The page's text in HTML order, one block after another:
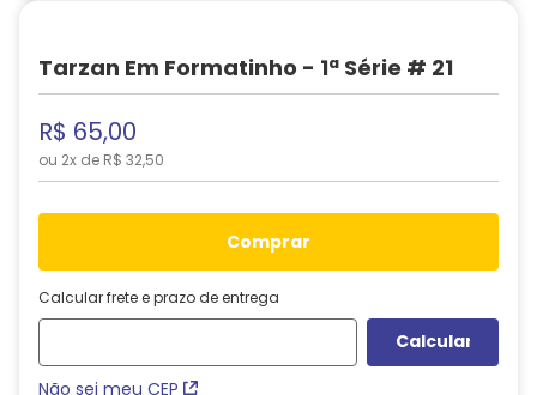
Tarzan Em Formatinho - 1ª Série # 21
R$ 65,00
ou 2x de R$ 32,50
comprar
Calcular frete e prazo de entrega
Não sei meu CEP